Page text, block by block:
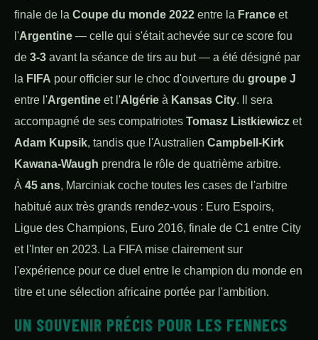
finale de la Coupe du monde 2022 entre la France et
l'Argentine — celle qui s'était achevée sur ce score fou
de 3-3 avant la séance de tirs au but — a été désigné par
la FIFA pour officier sur le choc d'ouverture du groupe J
entre l'Argentine et l'Algérie à Kansas City. Il sera
accompagné de ses compatriotes Tomasz Listkiewicz et
Adam Kupsik, tandis que l'Australien Campbell-Kirk
Kawana-Waugh prendra le rôle de quatrième arbitre.
À 45 ans, Marciniak coche toutes les cases de l'arbitre
habitué aux très grands rendez-vous : Euro Espoirs,
Ligue des Champions, Euro 2016, finale de C1 entre City
et l'Inter en 2023. La FIFA mise clairement sur
l'expérience pour ce duel entre le champion du monde en
titre et une sélection africaine portée par l'ambition.
UN SOUVENIR PRÉCIS POUR LES FENNECS